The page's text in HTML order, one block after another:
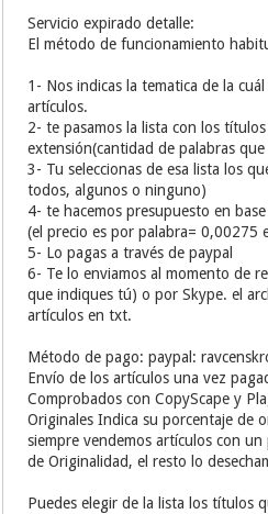
Servicio expirado detalle:
El método de funcionamiento
1- Nos indicas la tematica de la
artículos.
2- te pasamos la lista con los
extensión(cantidad de palabras
3- Tu seleccionas de esa lista los
todos, algunos o ninguno)
4- te hacemos presupuesto en
(el precio es por palabra= 0,00275
5- Lo pagas a través de paypal
6- Te lo enviamos al momento de
que indiques tú) o por Skype. el
artículos en txt.
Método de pago: paypal:
Envío de los artículos una vez
Comprobados con CopyScape y
Originales Indica su porcentaje de
siempre vendemos artículos con
de Originalidad, el resto lo
Puedes elegir de la lista los títulos